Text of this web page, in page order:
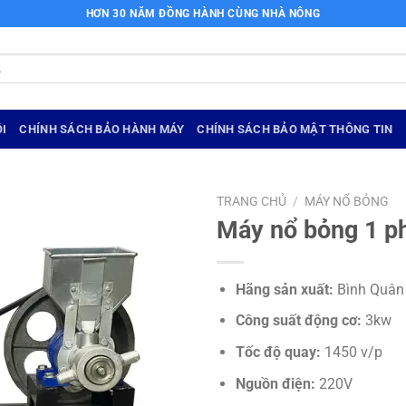
HƠN 30 NĂM ĐỒNG HÀNH CÙNG NHÀ NÔNG
CHÍNH SÁCH BẢO HÀNH MÁY CHÍNH SÁCH BẢO MẬT THÔNG TIN
TRANG CHỦ / MÁY NỔ BỎNG
Máy nổ bỏng 1
Hãng sản xuất: Bình Quân
Công suất động cơ: 3kw
Tốc độ quay: 1450 v/p
Nguồn điện: 220V